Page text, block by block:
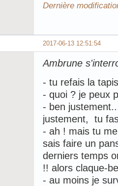
Dernière
2017-06-13 12:51:54
Ambrune
- tu refais la
- quoi ? je peux
- ben
justement, tu
- ah ! mais tu
sais faire un
derniers temps
!! alors claque-
- au moins je